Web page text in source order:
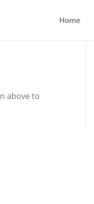
Home
above to